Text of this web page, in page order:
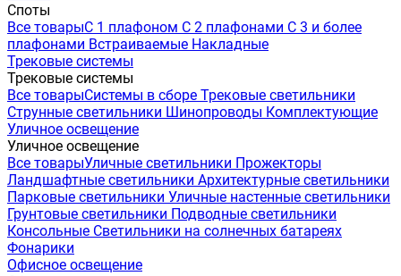
Споты
Все товарыС 1 плафоном С 2 плафонами С 3 и более
плафонами Встраиваемые Накладные
Трековые системы
Трековые системы
Все товарыСистемы в сборе Трековые светильники
Струнные светильники Шинопроводы Комплектующие
Уличное освещение
Уличное освещение
Все товарыУличные светильники Прожекторы
Ландшафтные светильники Архитектурные светильники
Парковые светильники Уличные настенные светильники
Грунтовые светильники Подводные светильники
Консольные Светильники на солнечных батареях
Фонарики
Офисное освещение